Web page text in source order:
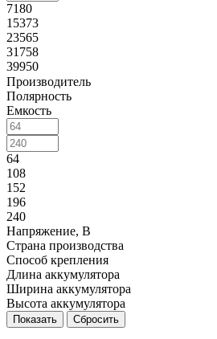
7180
15373
23565
31758
39950
Производитель
Полярность
Емкость
64
108
152
196
240
Напряжение, В
Страна производства
Способ крепления
Длина аккумулятора
Ширина аккумулятора
Высота аккумулятора
Сбросить